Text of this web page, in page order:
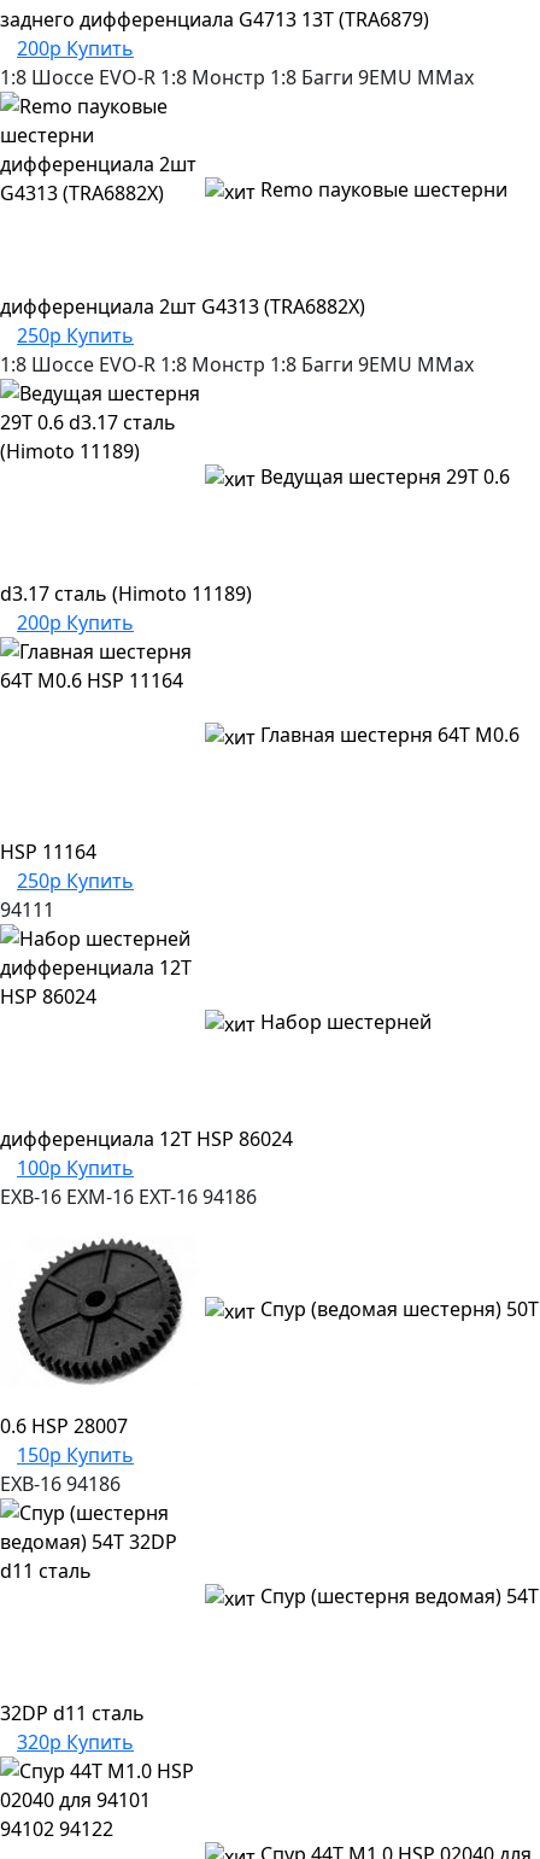
заднего дифференциала G4713 13T (TRA6879)
200р Купить
1:8 Шоссе EVO-R 1:8 Монстр 1:8 Багги 9EMU MMax
Remo пауковые шестерни
дифференциала 2шт G4313 (TRA6882X)
250р Купить
1:8 Шоссе EVO-R 1:8 Монстр 1:8 Багги 9EMU MMax
Ведущая шестерня 29T 0.6
d3.17 сталь (Himoto 11189)
200р Купить
Главная шестерня 64T M0.6
HSP 11164
250р Купить
94111
Набор шестерней
дифференциала 12T HSP 86024
100р Купить
EXB-16 EXM-16 EXT-1694186
Спур (ведомая шестерня) 50T
0.6 HSP 28007
150р Купить
EXB-1694186
Спур (шестерня ведомая) 54T
32DP d11 сталь
320р Купить